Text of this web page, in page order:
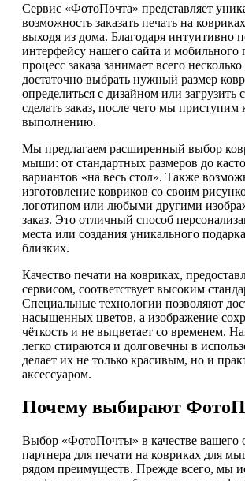
Сервис «ФотоПочта» представляет
возможность заказать печать на
выходя из дома. Благодаря интуитивно
интерфейсу нашего сайта и мобильного
процесс заказа занимает всего
достаточно выбрать нужный размер
определиться с дизайном или загрузить
сделать заказ, после чего мы приступим
выполнению.
Мы предлагаем расширенный выбор
мыши: от стандартных размеров до
вариантов «на весь стол». Также
изготовление ковриков со своим
логотипом или любыми другими
заказ. Это отличный способ
места или создания уникального
близких.
Качество печати на ковриках,
сервисом, соответствует высоким
Специальные технологии позволяют
насыщенных цветов, а изображение
чёткость и не выцветает со временем.
легко стираются и долговечны в
делает их не только красивым, но и
аксессуаром.
Почему выбирают
Выбор «ФотоПочты» в качестве вашего
партнера для печати на ковриках для
рядом преимуществ. Прежде всего, мы